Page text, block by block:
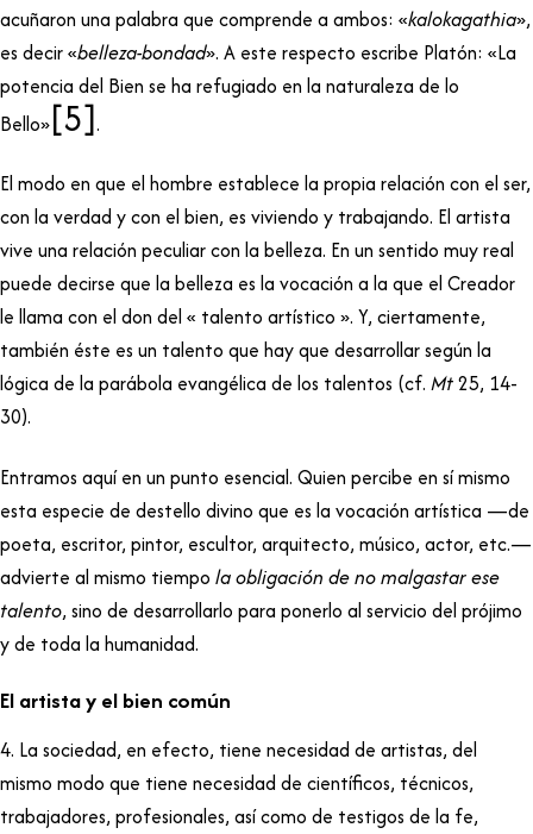
acuñaron una palabra que comprende a ambos: «kalokagathia»,
es decir «belleza-bondad». A este respecto escribe Platón: «La
potencia del Bien se ha refugiado en la naturaleza de lo
Bello»[5].
El modo en que el hombre establece la propia relación con el ser,
con la verdad y con el bien, es viviendo y trabajando. El artista
vive una relación peculiar con la belleza. En un sentido muy real
puede decirse que la belleza es la vocación a la que el Creador
le llama con el don del « talento artístico ». Y, ciertamente,
también éste es un talento que hay que desarrollar según la
lógica de la parábola evangélica de los talentos (cf. Mt25, 14-
30).
Entramos aquí en un punto esencial. Quien percibe en sí mismo
esta especie de destello divino que es la vocación artística —de
poeta, escritor, pintor, escultor, arquitecto, músico, actor, etc.—
advierte al mismo tiempo la obligación de no malgastar ese
talento, sino de desarrollarlo para ponerlo al servicio del prójimo
y de toda la humanidad.
El artista y el bien común
4. La sociedad, en efecto, tiene necesidad de artistas, del
mismo modo que tiene necesidad de científicos, técnicos,
trabajadores, profesionales, así como de testigos de la fe,